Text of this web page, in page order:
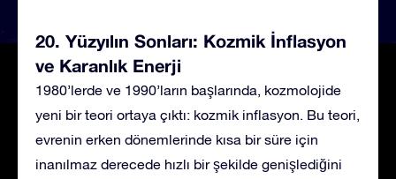
20. Yüzyılın Sonları: Kozmik İnflasyon
ve Karanlık Enerji
1980’lerde ve 1990’ların başlarında, kozmolojide
yeni bir teori ortaya çıktı: kozmik inflasyon. Bu teori,
evrenin erken dönemlerinde kısa bir süre için
inanılmaz derecede hızlı bir şekilde genişlediğini